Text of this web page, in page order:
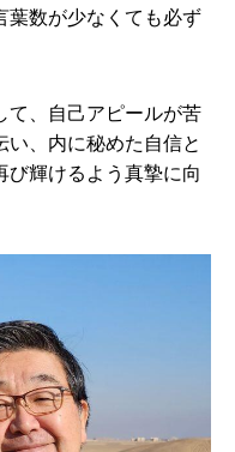
葉数が少なくても必ず
て、自己アピールが苦
、内に秘めた自信と
輝けるよう真摯に向